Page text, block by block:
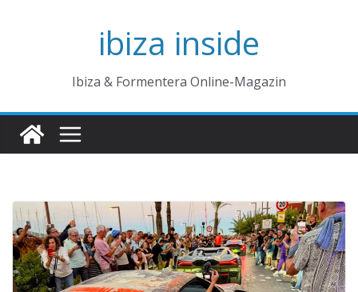
ibiza inside
Ibiza & Formentera Online-Magazin